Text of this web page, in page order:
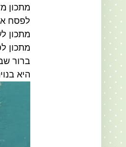
מתכון
לפסח
מתכון
מתכון
ברור
היא